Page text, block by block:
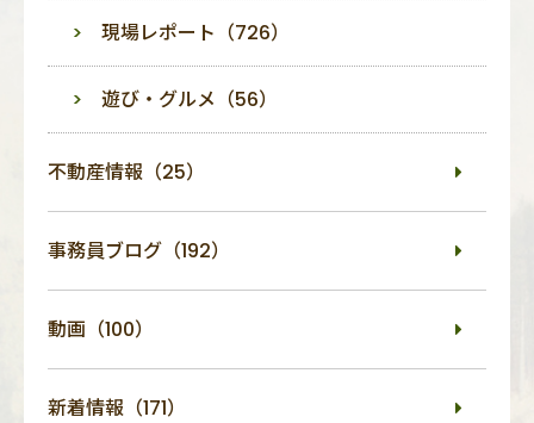
現場レポート（726）
遊び・グルメ（56）
不動産情報（25）
事務員ブログ（192）
動画（100）
新着情報（171）